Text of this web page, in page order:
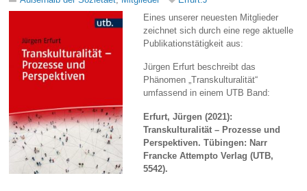
Eines unserer neuesten Mitglieder
zeichnet sich durch eine rege aktuelle
Publikationstätigkeit aus:
Jürgen Erfurt beschreibt das
Phänomen „Transkulturalität“
umfassend in einem UTB Band:
Erfurt, Jürgen (2021):
Transkulturalität – Prozesse und
Perspektiven. Tübingen: Narr
Francke Attempto Verlag (UTB,
5542).